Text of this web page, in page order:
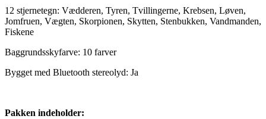
12 stjernetegn: Vædderen, Tyren, Tvillingerne, Krebsen, Løven,
Jomfruen, Vægten, Skorpionen, Skytten, Stenbukken, Vandmanden,
Fiskene
Baggrundsskyfarve: 10 farver
Bygget med Bluetooth stereolyd: Ja
Pakken indeholder: